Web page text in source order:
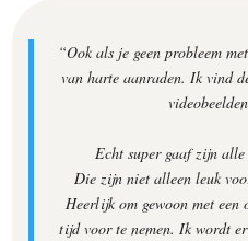
“Ook als je geen probleem
van harte aanraden. Ik vind
Echt super gaaf zijn
Die zijn niet alleen leuk
Heerlijk om gewoon met
tijd voor te nemen. Ik wordt